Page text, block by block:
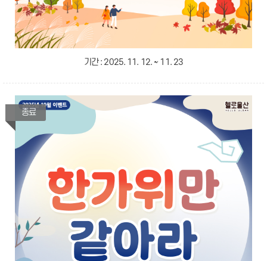
기간 : 2025. 11. 12. ~ 11. 23
종료